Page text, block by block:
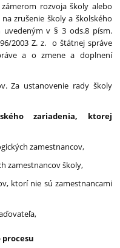
rozvoja školy alebo
zrušenie školy a školského
uvedeným v § 3 ods.8 písm.
2003 Z. z. o štátnej správe
a o zmene a doplnení
Za ustanovenie rady školy
zariadenia, ktorej
zamestnancov,
zamestnancov školy,
ktorí nie sú zamestnancami
procesu